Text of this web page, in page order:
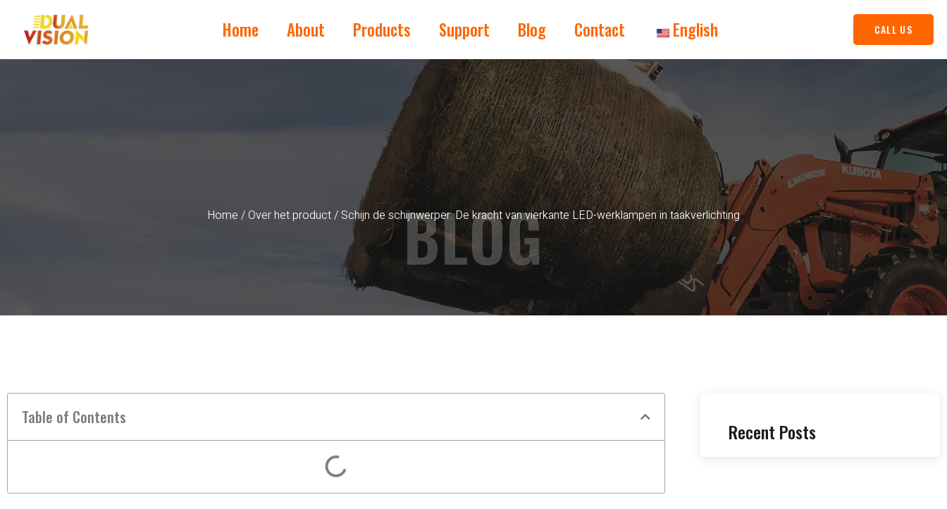
Home About Products Support Blog Contact English CALL US
Home / Over het product/ Schijn de schijnwerper: De kracht van vierkante LED-werklampen in taakverlichting
BLOG
Table of Contents
Recent Posts